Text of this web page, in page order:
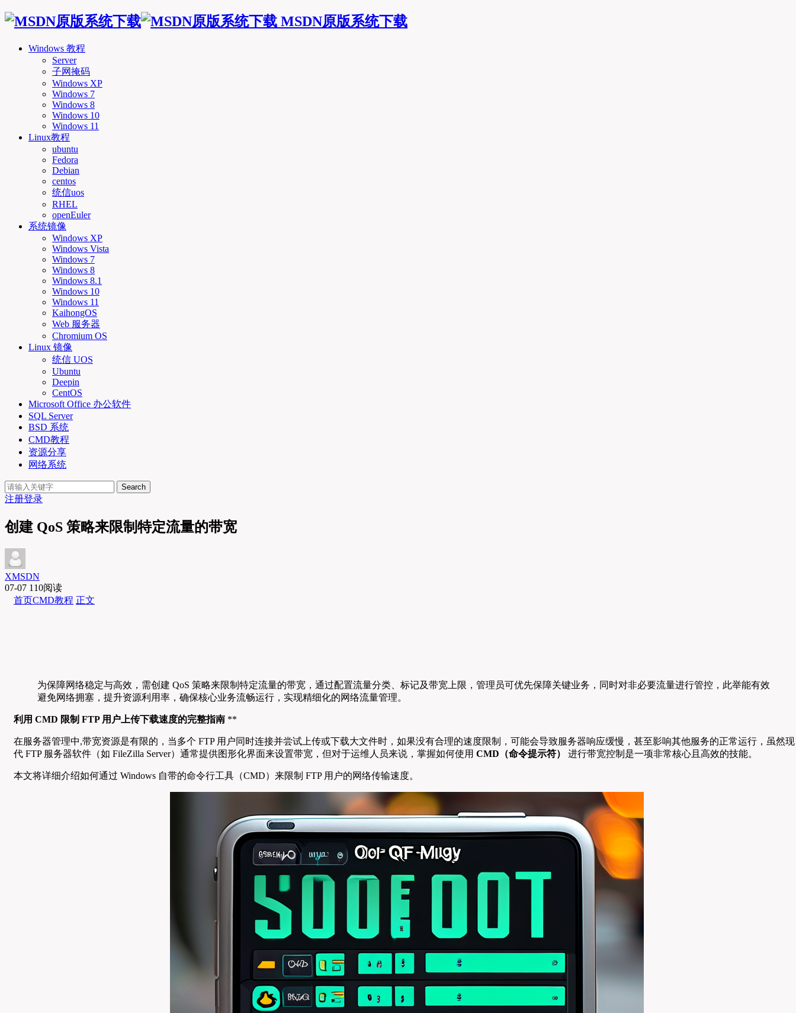
MSDN原版系统下载
Windows 教程
Server
子网掩码
Windows XP
Windows 7
Windows 8
Windows 10
Windows 11
Linux教程
ubuntu
Fedora
Debian
centos
统信uos
RHEL
openEuler
系统镜像
Windows XP
Windows Vista
Windows 7
Windows 8
Windows 8.1
Windows 10
Windows 11
KaihongOS
Web 服务器
Chromium OS
Linux 镜像
统信 UOS
Ubuntu
Deepin
CentOS
Microsoft Office 办公软件
SQL Server
BSD 系统
CMD教程
资源分享
网络系统
Search
注册登录
创建 QoS 策略来限制特定流量的带宽
XMSDN
07-07 110阅读
首页CMD教程 正文
为保障网络稳定与高效，需创建 QoS 策略来限制特定流量的带宽，通过配置流量分类、标记及带宽上限，管理员可优先保障关键业务，同时对非必要流量进行管控，此举能有效
避免网络拥塞，提升资源利用率，确保核心业务流畅运行，实现精细化的网络流量管理。
利用 CMD 限制 FTP 用户上传下载速度的完整指南 **
在服务器管理中,带宽资源是有限的，当多个 FTP 用户同时连接并尝试上传或下载大文件时，如果没有合理的速度限制，可能会导致服务器响应缓慢，甚至影响其他服务的正常运行，虽然现
代 FTP 服务器软件（如 FileZilla Server）通常提供图形化界面来设置带宽，但对于运维人员来说，掌握如何使用 CMD（命令提示符） 进行带宽控制是一项非常核心且高效的技能。
本文将详细介绍如何通过 Windows 自带的命令行工具（CMD）来限制 FTP 用户的网络传输速度。